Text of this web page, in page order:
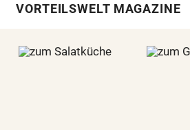
VORTEILSWELT MAGAZINE